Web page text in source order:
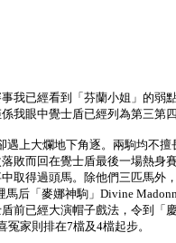
我已經看到「芬蘭小姐」的
我眼中覺士盾已經列為第三第四
上大爛地下角逐。兩駒均不
敗而回在覺士盾最後一場熱
得過頭馬。除他們三匹馬外
后「麥娜神駒」Divine
前已經大演帽子戲法，令到
家則排在7檔及4檔起步。